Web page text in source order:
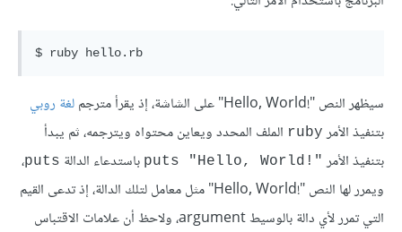
سيظهر النص "!Hello, World" على الشاشة، إذ يقرأ مترجم
لغة روبي
بتنفيذ الأمر ruby الملف المحدد ويعاين محتواه ويترجمه، ثم يبدأ
بتنفيذ الأمر "!puts "Hello, World باستدعاء الدالة puts،
ويمرر لها النص "!Hello, World" مثل معامل لتلك الدالة، إذ تدعى القيم
التي تمرر لأي دالة بالوسيط argument، ولاحظ أن علامات الاقتباس